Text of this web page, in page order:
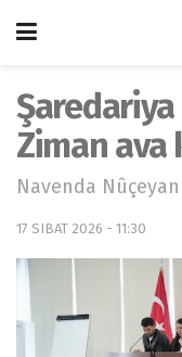
Ziman ava
Navenda
17 SIBAT 2026 - 11:30